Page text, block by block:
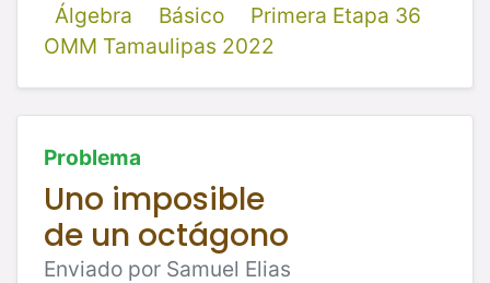
Álgebra
Básico
Primera Etapa 36
OMM Tamaulipas 2022
Problema
Uno imposible
de un octágono
Enviado por Samuel Elias